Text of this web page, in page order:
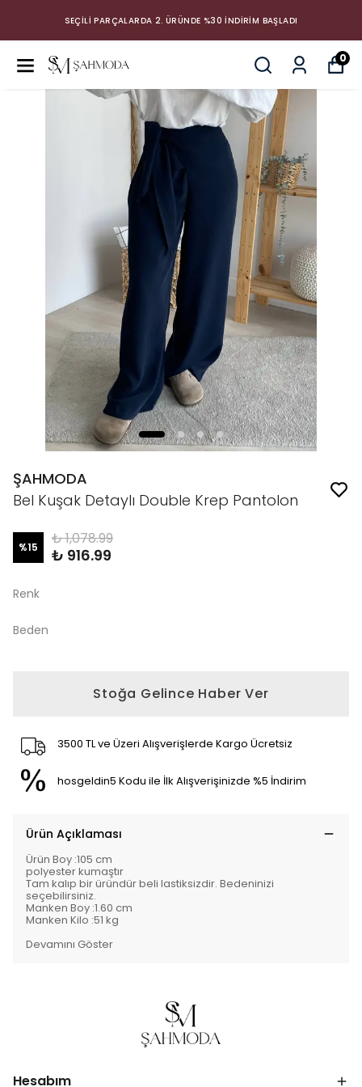
SEÇİLİ PARÇALARDA 2. ÜRÜNDE %30 İNDİRİM BAŞLADI
0
ŞAHMODA
Bel Kuşak Detaylı Double Krep Pantolon
%15 ₺ 1,078.99
₺ 916.99
Renk
Beden
Stoğa Gelince Haber Ver
3500 TL ve Üzeri Alışverişlerde Kargo Ücretsiz
hosgeldin5 Kodu ile İlk Alışverişinizde %5 İndirim
Ürün Açıklaması
Ürün Boy :105 cm
polyester kumaştır
Tam kalıp bir üründür beli lastiksizdir. Bedeninizi
seçebilirsiniz.
Manken Boy :1.60 cm
Manken Kilo :51 kg
Devamını Göster
Hesabım